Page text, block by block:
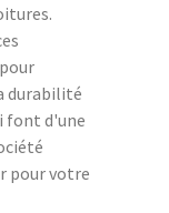
durabilité
font d'une
pour votre